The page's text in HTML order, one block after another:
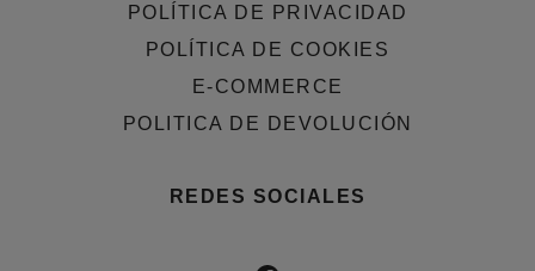
POLÍTICA DE PRIVACIDAD
POLÍTICA DE COOKIES
E-COMMERCE
POLITICA DE DEVOLUCIÓN
REDES SOCIALES